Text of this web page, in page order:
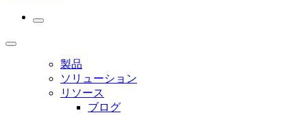
製品
ソリューション
リソース
ブログ